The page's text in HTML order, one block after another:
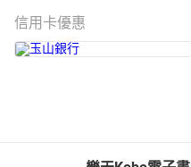
信用卡優惠